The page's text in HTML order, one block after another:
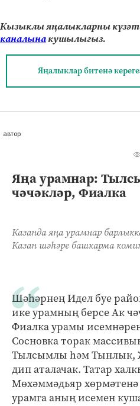
Кызыклы яңалыкларны
каналынакушылыгыз.
Яңалыклар битенә
автор
Яңа урамнар:
чәчәкләр, Фиалка
Казанда яңа урамнар
Казан шәһәре башкарма
Шәһәрнең Идел буе
ике урамның берсе Ак
Фиалка урамы
Сосновка торак
Тылсымлы һәм Тынлык,
дип аталачак. Татар
Мөхәммәдьяр
урамга аның исемен